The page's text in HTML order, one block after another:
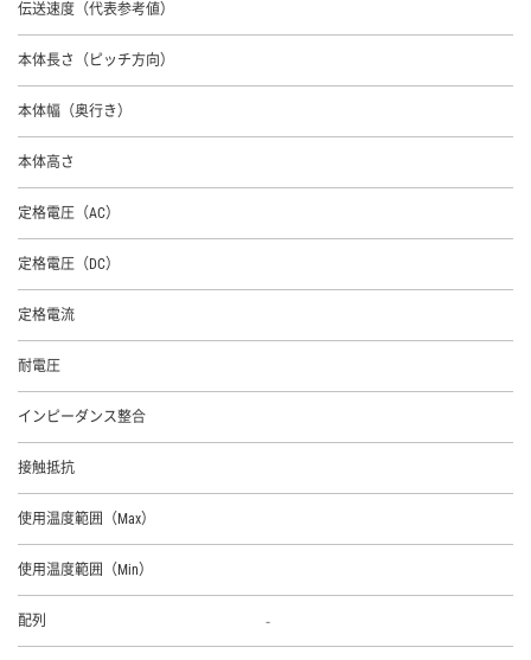
伝送速度（代表参考値）
本体長さ（ピッチ方向）
本体幅（奥行き）
本体高さ
定格電圧（AC）
定格電圧（DC）
定格電流
耐電圧
インピーダンス整合
接触抵抗
使用温度範囲（Max）
使用温度範囲（Min）
配列 -